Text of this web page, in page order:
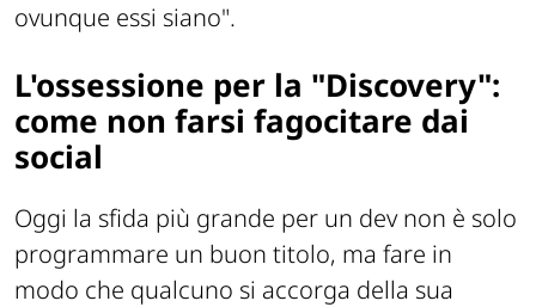
ovunque essi siano".
L'ossessione per la "Discovery":
come non farsi fagocitare dai
social
Oggi la sfida più grande per un dev non è solo
programmare un buon titolo, ma fare in
modo che qualcuno si accorga della sua